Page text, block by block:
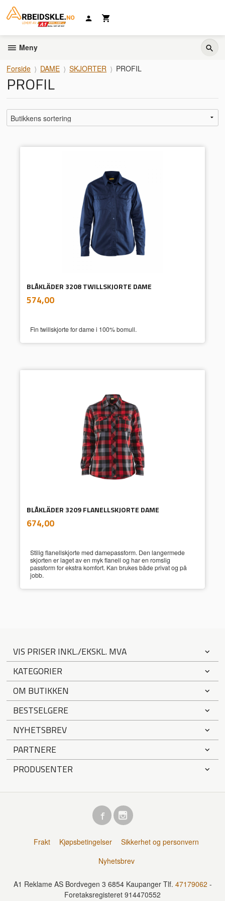
innholdet
Meny
Forside DAME SKJORTER PROFIL
PROFIL
BLÅKLÄDER 3208 TWILLSKJORTE DAME
Pris
574,00mva.
Fin twillskjorte for dame i 100% bomull.
BLÅKLÄDER 3209 FLANELLSKJORTE DAME
Pris
674,00mva.
Stilig flanellskjorte med damepassform. Den langermede
skjorten er laget av en myk flanell og har en romslig
passform for ekstra komfort. Kan brukes både privat og på
jobb.
VIS PRISER INKL./EKSKL. MVA
KATEGORIER
OM BUTIKKEN
BESTSELGERE
NYHETSBREV
PARTNERE
PRODUSENTER
Frakt Kjøpsbetingelser
Sikkerhet og personvern
Nyhetsbrev
A1 Reklame AS Bordvegen 3 6854 Kaupanger Tlf. 47179062 -
Foretaksregisteret 914470552